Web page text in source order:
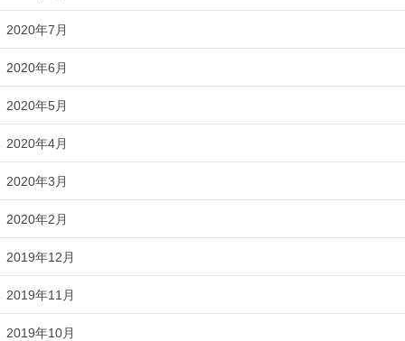
2020年7月
2020年6月
2020年5月
2020年4月
2020年3月
2020年2月
2019年12月
2019年11月
2019年10月